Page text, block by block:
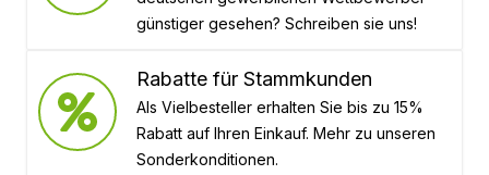
günstiger gesehen? Schreiben sie uns!
Rabatte für Stammkunden
Als Vielbesteller erhalten Sie bis zu 15%
Rabatt auf Ihren Einkauf. Mehr zu unseren
Sonderkonditionen.